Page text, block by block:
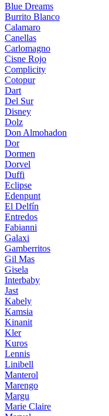
Blue Dreams
Burrito Blanco
Calamaro
Canellas
Carlomagno
Cisne Rojo
Complicity
Cotopur
Dart
Del Sur
Disney
Dolz
Don Almohadon
Dor
Dormen
Dorvel
Duffi
Eclipse
Edenpunt
El Delfín
Entredos
Fabianni
Galaxi
Gamberritos
Gil Mas
Gisela
Interbaby
Jast
Kabely
Kamsia
Kinanit
Kler
Kuros
Lennis
Linibell
Manterol
Marengo
Margu
Marie Claire